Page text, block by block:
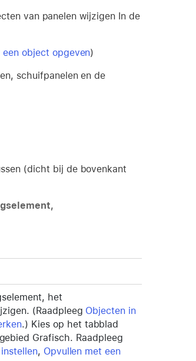
van panelen wijzigen In de
object opgeven)
schuifpanelen en de
(dicht bij de bovenkant
,
het
(Raadpleeg Objecten in
.) Kies op het tabblad
Grafisch. Raadpleeg
, Opvullen met een